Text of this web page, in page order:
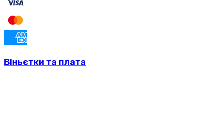
Віньєтки та плата